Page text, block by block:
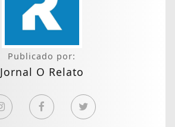
Publicado por:
Jornal O Relato